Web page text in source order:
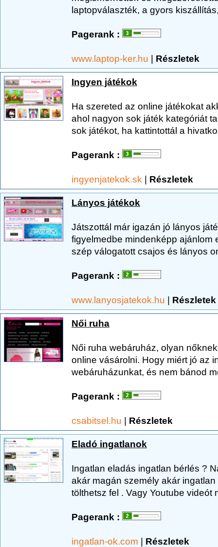
laptopválaszték, a gyors
Pagerank :
www.laptop-ker.hu | Részletek
Ingyen játékok
Ha szereted az online játékokat
ahol nagyon sok játék kategóriát
sok játékot, ha kattintottál a
Pagerank :
ingyenjatekok.sk | Részletek
Lányos játékok
Játszottál már igazán jó lányos
figyelmedbe mindenképp ajánlom
szép válogatott csajos és lányos
Pagerank :
www.lanyosjatekok.hu | Részletek
Női ruha
Női ruha webáruház, olyan
online vásárolni. Hogy miért jó az
webáruházunkat, és nem bánod
Pagerank :
csabitsel.hu | Részletek
Eladó ingatlanok
Ingatlan eladás ingatlan bérlés ?
akár magán személy akár
tölthetsz fel . Vagy Youtube videót
Pagerank :
ingatlan-ok.com | Részletek